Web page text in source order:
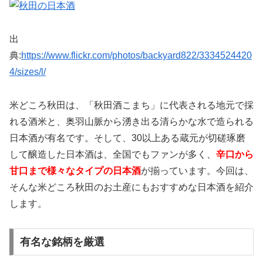
出
典:https://www.flickr.com/photos/backyard822/3334524420
4/sizes/l/
米どころ秋田は、「秋田酒こまち」に代表される地元で採
れる酒米と、奥羽山脈から湧き出る清らかな水で造られる
日本酒が有名です。そして、30以上ある蔵元が切磋琢磨
して醸造した日本酒は、全国でもファンが多く、 辛口から
甘口まで様々なタイプの日本酒が揃っています。今回は、
そんな米どころ秋田のお土産にもおすすめな日本酒を紹介
します。
有名な銘柄を厳選